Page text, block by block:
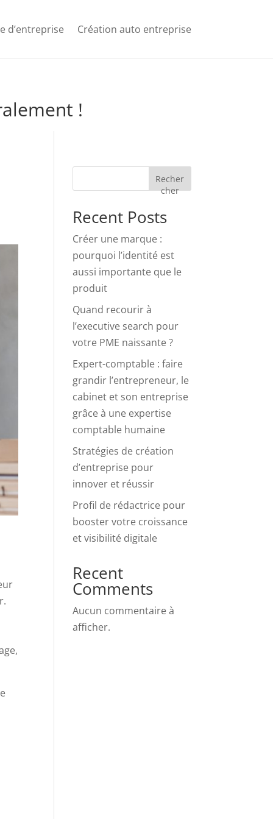
d’entreprise Création auto entreprise
!
Recher
cher
Recent Posts
Créer une marque :
pourquoi l’identité est
aussi importante que le
produit
Quand recourir à
l’executive search pour
votre PME naissante ?
Expert-comptable : faire
grandir l’entrepreneur, le
cabinet et son entreprise
grâce à une expertise
comptable humaine
Stratégies de création
d’entreprise pour
innover et réussir
Profil de rédactrice pour
booster votre croissance
et visibilité digitale
Recent
Comments
Aucun commentaire à
afficher.